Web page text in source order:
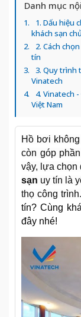
Danh mục
1. Dấu hiệu
khách sạn
2. Cách
tín
3. Quy trình
Vinatech
4. Vinatech
Việt Nam
Hồ bơi
còn góp
vậy, lựa chọn
sạn uy tín là
thọ công trình.
tín? Cùng
đây nhé!